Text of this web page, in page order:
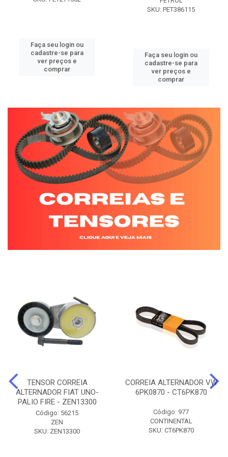
Faça seu login ou
cadastre-se para
ver preços e
comprar
SKU: PET386115
Faça seu login ou
cadastre-se para
ver preços e
comprar
TENSOR CORREIA
ALTERNADOR FIAT UNO-
PALIO FIRE - ZEN13300
Código: 56215
ZEN
SKU: ZEN13300
CORREIA ALTERNADOR VW
6PK0870 - CT6PK870
Código: 977
CONTINENTAL
SKU: CT6PK870